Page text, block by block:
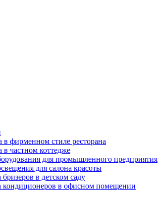
в фирменном стиле ресторана
в частном коттедже
для промышленного предприятия
для салона красоты
в детском саду
кондиционеров в офисном помещении